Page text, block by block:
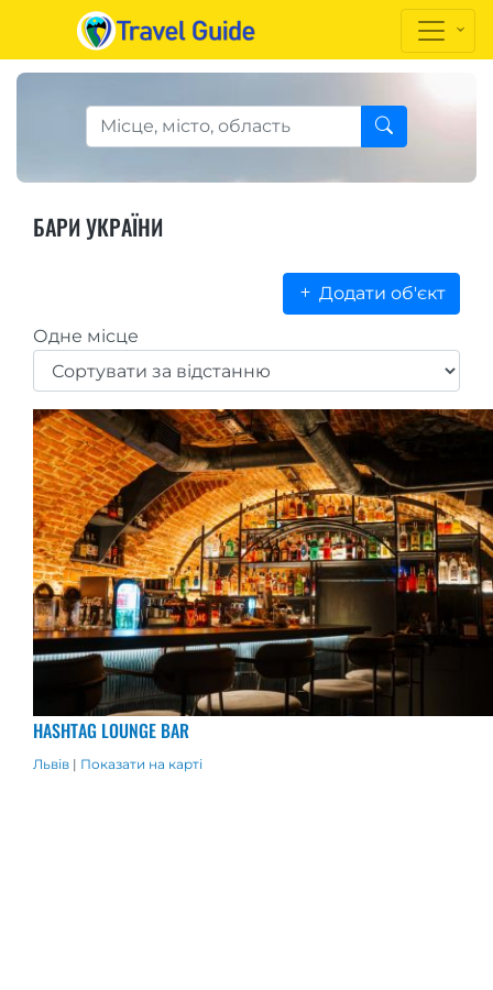
БАРИ УКРАЇНИ
Додати об'єкт
Одне місце
HASHTAG LOUNGE BAR
Львів | Показати на карті